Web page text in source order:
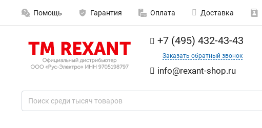
Помощь Гарантия Оплата Доставка
+7 (495) 432-43-43
Заказать обратный звонок
info@rexant-shop.ru